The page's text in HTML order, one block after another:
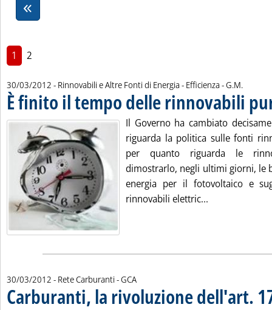
1 2
30/03/2012 - Rinnovabili e Altre Fonti di Energia - Efficienza -di:
G.M.
È finito il tempo delle rinnovabili
Il Governo ha cambiato
riguarda la politica sulle fonti
per quanto riguarda le
dimostrarlo, negli ultimi giorni, le
energia per il fotovoltaico e
rinnovabili elettric...
30/03/2012 - Rete Carburanti -di:
GCA
Carburanti, la rivoluzione dell'art.